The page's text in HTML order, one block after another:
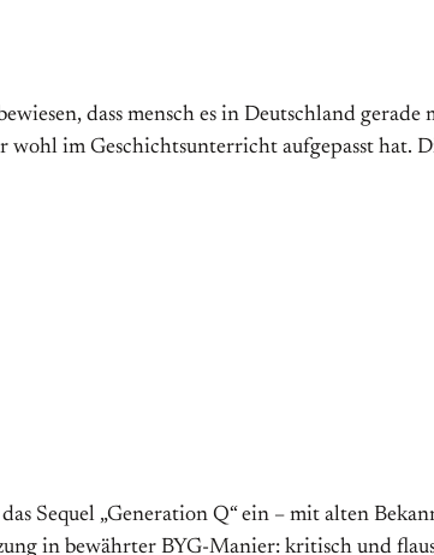
dass mensch es in Deutschland gerade
wohl im Geschichtsunterricht aufgepasst hat.
Sequel „Generation Q“ ein – mit alten
in bewährter BYG-Manier: kritisch und